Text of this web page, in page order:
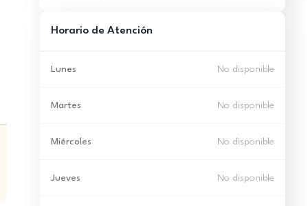
Horario de Atención
Lunes No disponible
Martes No disponible
Miércoles No disponible
Jueves No disponible